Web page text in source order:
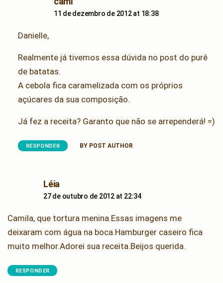
11 de dezembro de 2012 at 18:38
Danielle,
Realmente já tivemos essa dúvida no post do purê
de batatas.
A cebola fica caramelizada com os próprios
açúcares da sua composição.
Já fez a receita? Garanto que não se arrependerá! =)
RESPONDER BY POST AUTHOR
Léia
27 de outubro de 2012 at 22:34
Camila, que tortura menina.Essas imagens me
deixaram com água na boca.Hamburger caseiro fica
muito melhor.Adorei sua receita.Beijos querida.
RESPONDER